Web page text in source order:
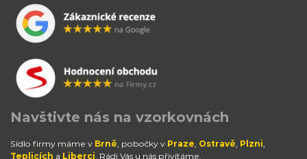
Navštivte nás na vzorkovnách
Sídlo firmy máme v Brně , pobočky v Praze Ostravě Plzni
Teplicích a Liberci . Rádi Vás u nás přivítáme.